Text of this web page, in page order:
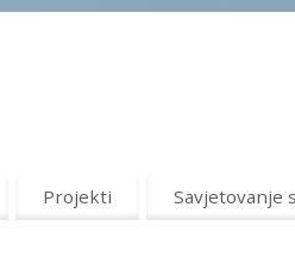
Projekti Savjetovanje